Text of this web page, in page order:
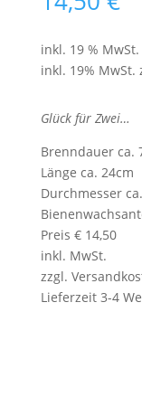
inkl. 19 % MwSt.
inkl. 19% MwSt.
Glück für Zwei…
Brenndauer ca.
Länge ca. 24cm
Durchmesser
Preis € 14,50
inkl. MwSt.
zzgl.
Lieferzeit 3-4